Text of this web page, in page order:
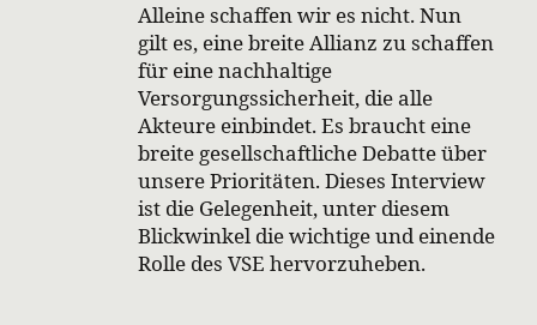
Alleine schaffen wir es nicht. Nun
gilt es, eine breite Allianz zu schaffen
für eine nachhaltige
Versorgungssicherheit, die alle
Akteure einbindet. Es braucht eine
breite gesellschaftliche Debatte über
unsere Prioritäten. Dieses Interview
ist die Gelegenheit, unter diesem
Blickwinkel die wichtige und einende
Rolle des VSE hervorzuheben.